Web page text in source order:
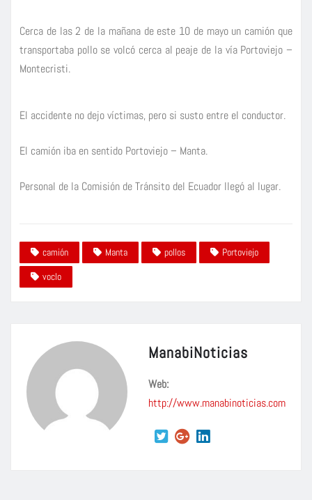
Cerca de las 2 de la mañana de este 10 de mayo un camión que
transportaba pollo se volcó cerca al peaje de la vía Portoviejo –
Montecristi.
El accidente no dejo víctimas, pero si susto entre el conductor.
El camión iba en sentido Portoviejo – Manta.
Personal de la Comisión de Tránsito del Ecuador llegó al lugar.
camión Manta pollos
Portoviejo
voclo
ManabiNoticias
Web:
http://www.manabinoticias.com